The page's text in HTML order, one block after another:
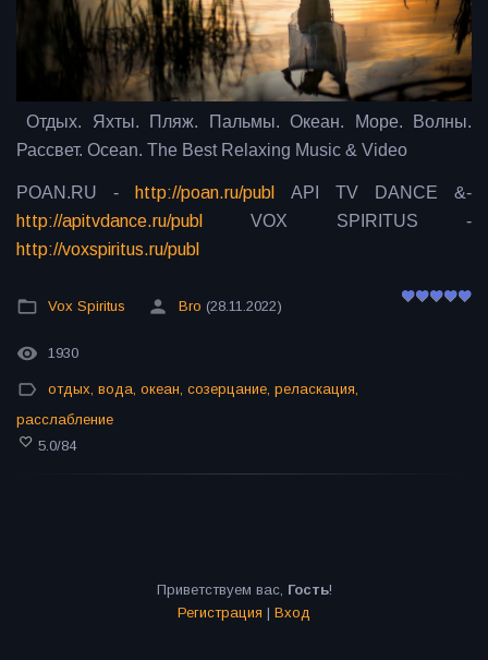
Отдых. Яхты. Пляж. Пальмы. Океан. Море. Волны.
Рассвет. Ocean. The Best Relaxing Music & Video
POAN.RU - http://poan.ru/publ
API TV DANCE &-
http://apitvdance.ru/publ
VOX SPIRITUS -
http://voxspiritus.ru/publ
Vox Spiritus Bro (28.11.2022)
1930
отдых, вода, океан, созерцание, реласкация,
расслабление
5.0/84
Приветствуем вас, Гость!
Регистрация | Вход